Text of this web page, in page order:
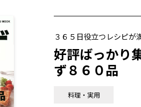
３６５日役立つレシピが
好評ばっかり
ず８６０品
料理・実用